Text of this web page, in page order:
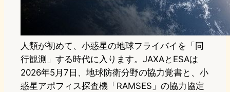
人類が初めて、小惑星の地球フライバイを「同
行観測」する時代に入ります。JAXAとESAは
2026年5月7日、地球防衛分野の協力覚書と、小
惑星アポフィス探査機「RAMSES」の協力協定